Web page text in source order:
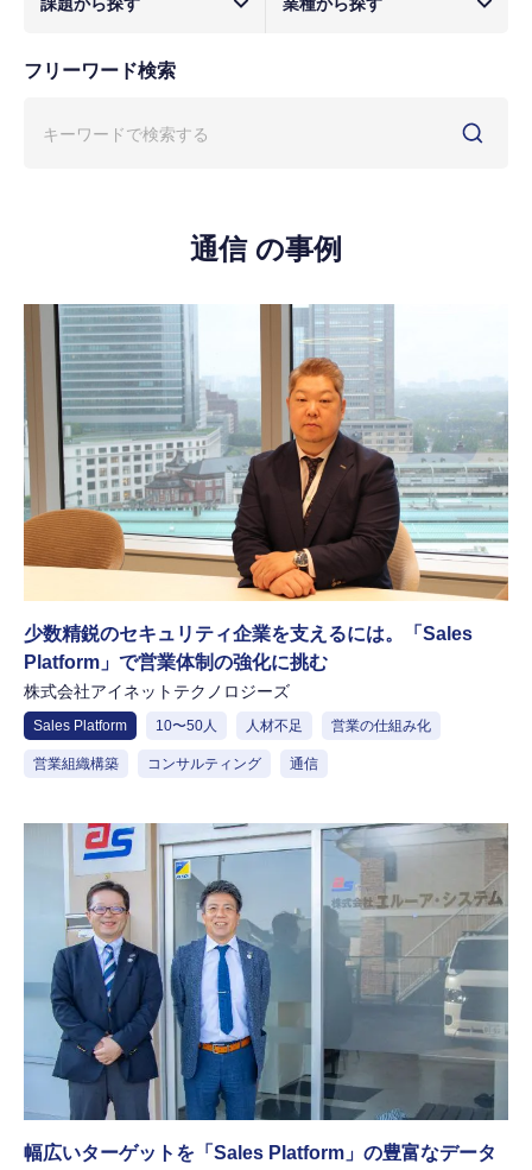
フリーワード検索
通信 の事例
少数精鋭のセキュリティ企業を支えるには。「Sales
Platform」で営業体制の強化に挑む
株式会社アイネットテクノロジーズ
Sales Platform 10〜50人 人材不足 営業の仕組み化
営業組織構築 コンサルティング 通信
幅広いターゲットを「Sales Platform」の豊富なデータ